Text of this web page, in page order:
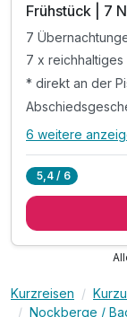
Frühstück | 7
7
7 x
* direkt an der
Alle
7 x
inkl. Nutzung
inkl. Nutzung
6 weitere
5,4 / 6
Kurzreisen
Nockberge /